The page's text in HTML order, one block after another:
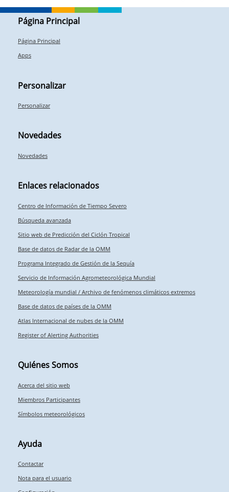
Página Principal
Página Principal
Apps
Personalizar
Personalizar
Novedades
Novedades
Enlaces relacionados
Centro de Información de Tiempo Severo
Búsqueda avanzada
Sitio web de Predicción del Ciclón Tropical
Base de datos de Radar de la OMM
Programa Integrado de Gestión de la Sequía
Servicio de Información Agrometeorológica Mundial
Meteorología mundial / Archivo de fenómenos climáticos extremos
Base de datos de países de la OMM
Atlas Internacional de nubes de la OMM
Register of Alerting Authorities
Quiénes Somos
Acerca del sitio web
Miembros Participantes
Símbolos meteorológicos
Ayuda
Contactar
Nota para el usuario